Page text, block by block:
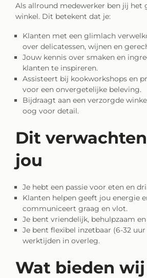
Als allround medewerker ben jij het
winkel. Dit betekent dat je:
Klanten met een glimlach
over delicatessen, wijnen en
Jouw kennis over smaken en
klanten te inspireren.
Assisteert bij kookworkshops en
voor een onvergetelijke beleving.
Bijdraagt aan een verzorgde
oog voor detail.
Dit
jou
Je hebt een passie voor eten en
Klanten helpen geeft jou energie
communiceert graag en vlot.
Je bent vriendelijk, behulpzaam
Je bent flexibel inzetbaar (6-32
werktijden in overleg.
Wat bieden